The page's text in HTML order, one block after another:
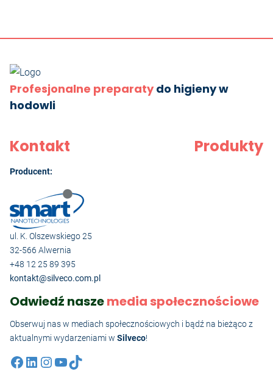
Profesjonalne preparatydo higieny w
hodowli
Kontakt
Producent:
ul. K. Olszewskiego 25
32-566 Alwernia
+48 12 25 89 395
kontakt@silveco.com.pl
Produkty
Odwiedź naszemedia społecznościowe
Obserwuj nas w mediach społecznościowych i bądź na bieżąco z
aktualnymi wydarzeniami w Silveco!
Facebook
LinkedIn
Instagram
YouTube
TikTok